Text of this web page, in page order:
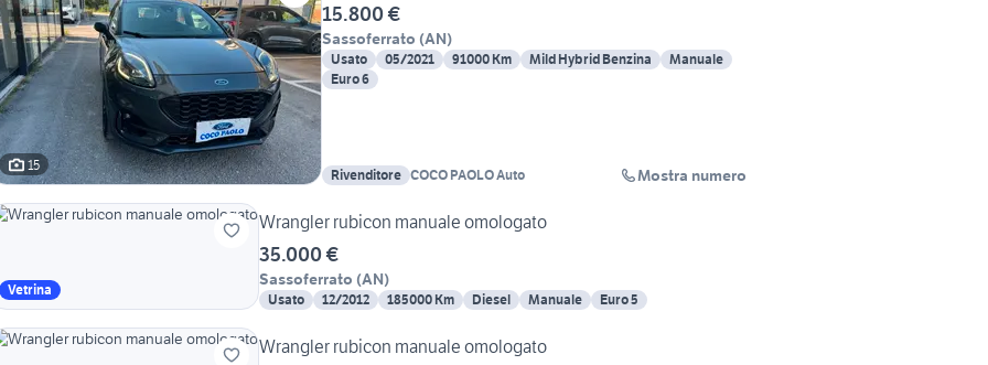
15
15.800 €
Sassoferrato (AN)
Usato 05/2021 91000 Km Mild Hybrid Benzina
Manuale
Euro 6
Rivenditore COCO PAOLO Auto Mostra numero
Vetrina
Wrangler rubicon manuale omologato
35.000 €
Sassoferrato (AN)
Usato 12/2012 185000 Km Diesel Manuale Euro 5
Wrangler rubicon manuale omologato